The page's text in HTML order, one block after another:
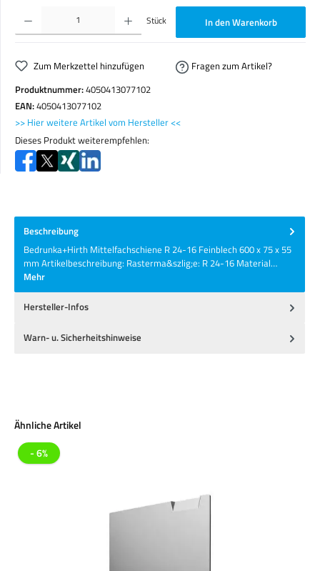
Produkt Anzahl: Gib den gewünschten Wert ein oder benutze die Schaltflächen um die Anzahl zu
Stück In den Warenkorb
Zum Merkzettel hinzufügen
Fragen zum Artikel?
Produktnummer:4050413077102
EAN:4050413077102
>> Hier weitere Artikel vom Hersteller <<
Dieses Produkt weiterempfehlen:
Beschreibung
Bedrunka+Hirth Mittelfachschiene R 24-16 Feinblech 600 x 75 x 55
mm Artikelbeschreibung: Rasterma&szlig;e: R 24-16 Material…
Mehr
Hersteller-Infos
Warn- u. Sicherheitshinweise
Produktgalerie überspringen
Ähnliche Artikel
- 6%